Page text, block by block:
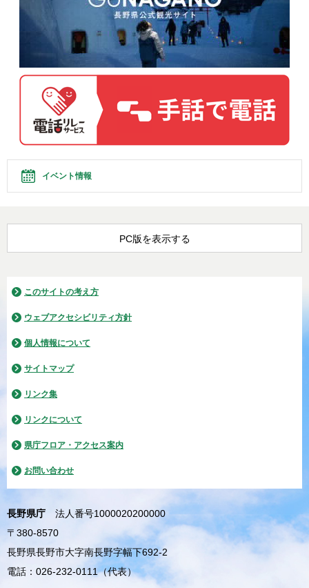
イベント情報
PC版を表示する
このサイトの考え方
ウェブアクセシビリティ方針
個人情報について
サイトマップ
リンク集
リンクについて
県庁フロア・アクセス案内
お問い合わせ
長野県庁
法人番号1000020200000
〒380-8570
長野県長野市大字南長野字幅下692-2
電話：026-232-0111（代表）